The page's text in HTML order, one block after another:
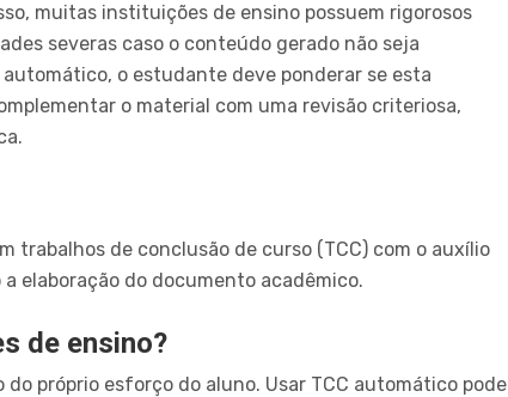
muitas instituições de ensino possuem rigorosos
severas caso o conteúdo gerado não seja
o estudante deve ponderar se esta
o material com uma revisão criteriosa,
trabalhos de conclusão de curso (TCC) com o auxílio
elaboração do documento acadêmico.
de ensino?
próprio esforço do aluno. Usar TCC automático pode